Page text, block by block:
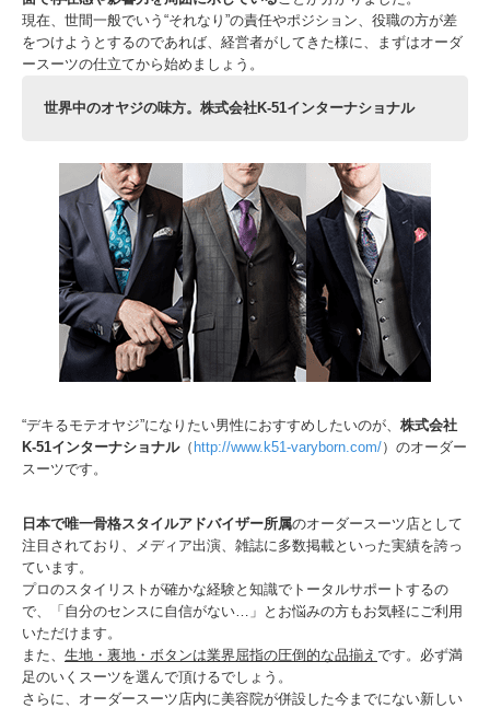
現在、世間一般でいう“それなり”の責任やポジション、役職の方が差
をつけようとするのであれば、経営者がしてきた様に、まずはオーダ
ースーツの仕立てから始めましょう。
世界中のオヤジの味方。株式会社K-51インターナショナル
“デキるモテオヤジ”になりたい男性におすすめしたいのが、 株式会社
K-51インターナショナル（ http://www.k51-varyborn.com/）のオーダー
スーツです。
日本で唯一骨格スタイルアドバイザー所属のオーダースーツ店として
注目されており、メディア出演、雑誌に多数掲載といった実績を誇っ
ています。
プロのスタイリストが確かな経験と知識でトータルサポートするの
で、「自分のセンスに自信がない…」とお悩みの方もお気軽にご利用
いただけます。
また、 生地・裏地・ボタンは業界屈指の圧倒的な品揃え です。必ず満
足のいくスーツを選んで頂けるでしょう。
さらに、オーダースーツ店内に美容院が併設した今までにない新しい